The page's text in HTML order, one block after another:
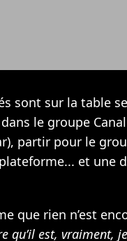
sont sur la table
le groupe
partir pour le
et une
que rien n’est
qu’il est, vraiment,